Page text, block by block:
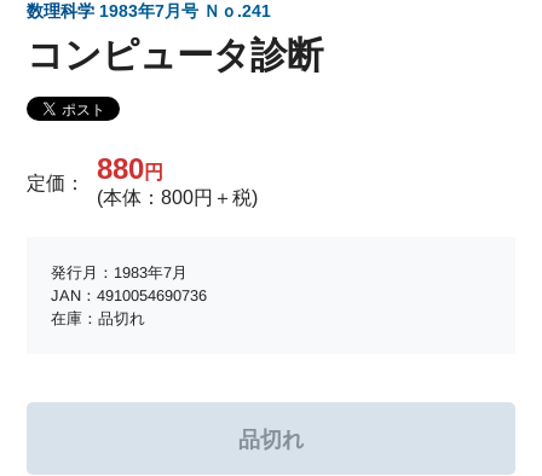
数理科学 1983年7月号 Ｎｏ.241
コンピュータ診断
定価： 880円
(本体：800円＋税)
発行月：1983年7月
JAN：4910054690736
在庫：品切れ